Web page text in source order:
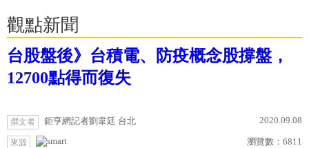
觀點新聞
台股盤後》台積電、防疫概念股撐盤，
12700點得而復失
撰文者 鉅亨網記者劉韋廷 台北 2020.09.08
來源 瀏覽數： 6811